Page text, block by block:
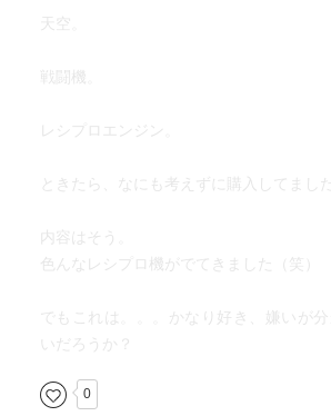
天空。
戦闘機。
レシプロエンジン。
ときたら、なにも考えずに購入してました
内容はそう。
色んなレシプロ機がでてきました（笑）
でもこれは。。。かなり好き、嫌いが分
いだろうか？
0